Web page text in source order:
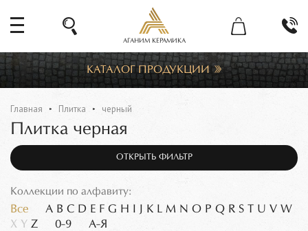
АГАНИМ КЕРАМИКА
КАТАЛОГ ПРОДУКЦИИ
Главная Плитка черный
Плитка черная
ОТКРЫТЬ ФИЛЬТР
Коллекции по алфавиту:
Все A B C D E F G H J K L M N O P Q R S T U V W
X Y Z 0-9 А-Я